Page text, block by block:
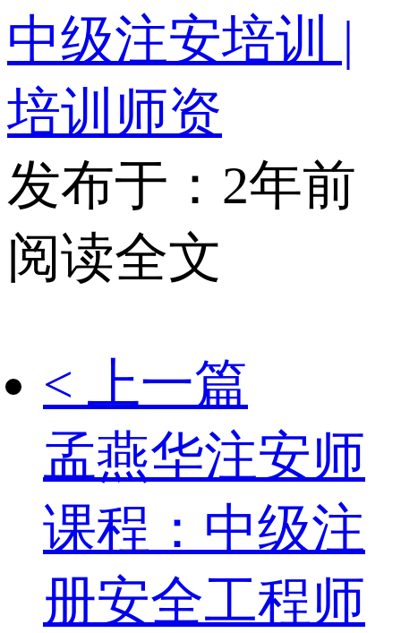
中级注安培训 |
培训师资
发布于：2年前
阅读全文
< 上一篇
孟燕华注安师
课程：中级注
册安全工程师